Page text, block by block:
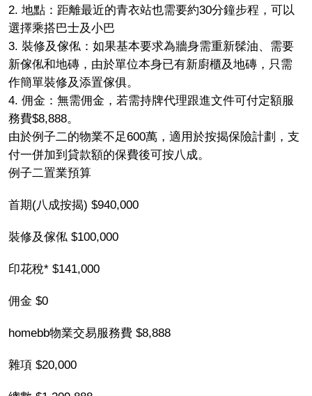
2. 地點：距離最近的青衣站也需要約30分鐘步程，可以
選擇乘搭巴士及小巴
3. 裝修及傢俬：如果基本要求為牆身需重新髹油、需要
新傢俬和地磚，由於單位本身已有新廚櫃及地磚，只需
作簡單裝修及添置傢俱。
4. 佣金：無需佣金，若需持牌代理跟進文件可付定額服
務費$8,888。
由於例子二的物業不足600萬，適用於按揭保險計劃，支
付一併加到貸款額的保費後可按八成。
例子二置業預算
首期(八成按揭) $940,000
裝修及傢俬 $100,000
印花稅* $141,000
佣金 $0
homebb物業交易服務費 $8,888
雜項 $20,000